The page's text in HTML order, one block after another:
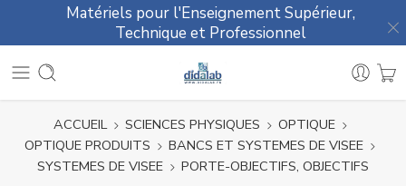
Matériels pour l'Enseignement Supérieur,
Technique et Professionnel
ACCUEIL SCIENCES PHYSIQUES
OPTIQUE
OPTIQUE PRODUITS
BANCS ET SYSTEMES DE VISEE
SYSTEMES DE VISEE
PORTE-OBJECTIFS, OBJECTIFS